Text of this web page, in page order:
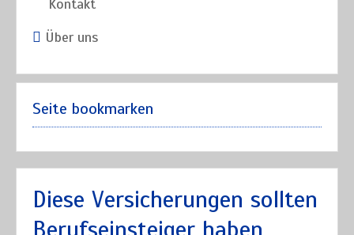
Kontakt
Über uns
Seite bookmarken
Diese Versicherungen sollten